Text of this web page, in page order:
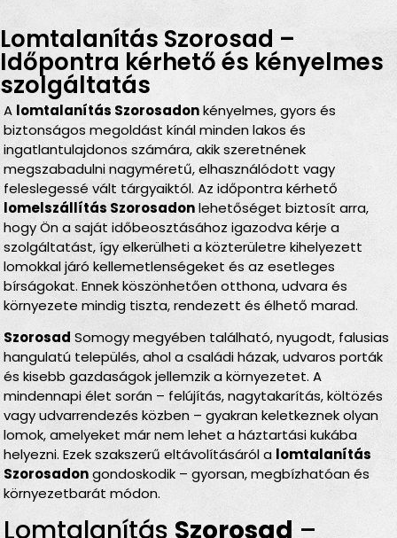
Lomtalanítás Szorosad –
Időpontra kérhető és kényelmes
szolgáltatás
A lomtalanítás Szorosadonkényelmes, gyors és
biztonságos megoldást kínál minden lakos és
ingatlantulajdonos számára, akik szeretnének
megszabadulni nagyméretű, elhasználódott vagy
feleslegessé vált tárgyaiktól. Az időpontra kérhető
lomelszállítás Szorosadonlehetőséget biztosít arra,
hogy Ön a saját időbeosztásához igazodva kérje a
szolgáltatást, így elkerülheti a közterületre kihelyezett
lomokkal járó kellemetlenségeket és az esetleges
bírságokat. Ennek köszönhetően otthona, udvara és
környezete mindig tiszta, rendezett és élhető marad.
Szorosad Somogy megyében található, nyugodt, falusias
hangulatú település, ahol a családi házak, udvaros porták
és kisebb gazdaságok jellemzik a környezetet. A
mindennapi élet során – felújítás, nagytakarítás, költözés
vagy udvarrendezés közben – gyakran keletkeznek olyan
lomok, amelyeket már nem lehet a háztartási kukába
helyezni. Ezek szakszerű eltávolításáról a lomtalanítás
Szorosadongondoskodik – gyorsan, megbízhatóan és
környezetbarát módon.
Lomtalanítás Szorosad –